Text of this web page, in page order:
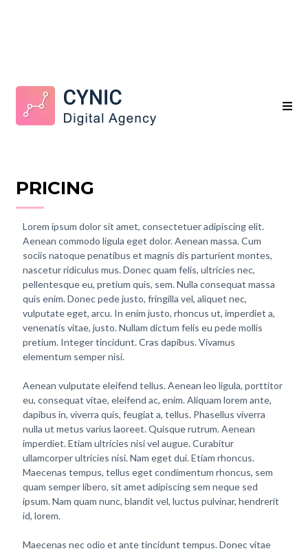
PRICING
Lorem ipsum dolor sit amet, consectetuer adipiscing elit.
Aenean commodo ligula eget dolor. Aenean massa. Cum
sociis natoque penatibus et magnis dis parturient montes,
nascetur ridiculus mus. Donec quam felis, ultricies nec,
pellentesque eu, pretium quis, sem. Nulla consequat massa
quis enim. Donec pede justo, fringilla vel, aliquet nec,
vulputate eget, arcu. In enim justo, rhoncus ut, imperdiet a,
venenatis vitae, justo. Nullam dictum felis eu pede mollis
pretium. Integer tincidunt. Cras dapibus. Vivamus
elementum semper nisi.
Aenean vulputate eleifend tellus. Aenean leo ligula, porttitor
eu, consequat vitae, eleifend ac, enim. Aliquam lorem ante,
dapibus in, viverra quis, feugiat a, tellus. Phasellus viverra
nulla ut metus varius laoreet. Quisque rutrum. Aenean
imperdiet. Etiam ultricies nisi vel augue. Curabitur
ullamcorper ultricies nisi. Nam eget dui. Etiam rhoncus.
Maecenas tempus, tellus eget condimentum rhoncus, sem
quam semper libero, sit amet adipiscing sem neque sed
ipsum. Nam quam nunc, blandit vel, luctus pulvinar, hendrerit
id, lorem.
Maecenas nec odio et ante tincidunt tempus. Donec vitae